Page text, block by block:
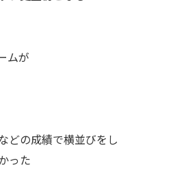
ムが
どの成績で横並びをし
った